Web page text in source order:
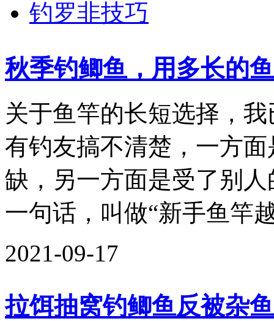
钓罗非技巧
秋季钓鲫鱼，用多长的
关于鱼竿的长短选择，
有钓友搞不清楚，一方
缺，另一方面是受了别
一句话，叫做“新手鱼竿
2021-09-17
拉饵抽窝钓鲫鱼反被杂